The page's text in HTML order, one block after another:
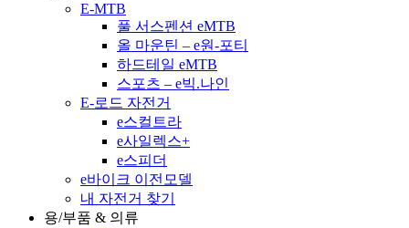
E-MTB
풀 서스펜션 eMTB
올 마운틴 – e원-포티
하드테일 eMTB
스포츠 – e빅.나인
E-로드 자전거
e스컬트라
e사일렉스+
e스피더
e바이크 이전모델
내 자전거 찾기
용/부품 & 의류